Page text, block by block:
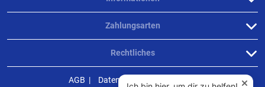
Rechtliches
Zahlungsarten
AGB Datenschutz